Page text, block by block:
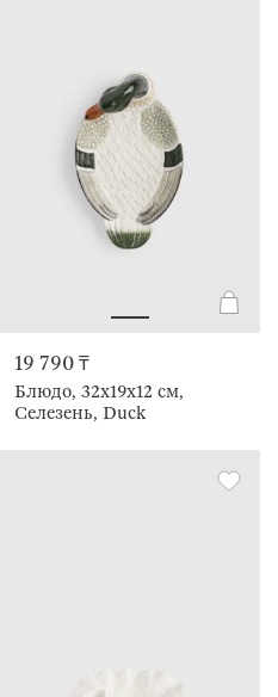
19 790 ₸
Блюдо, 32х19x12 см,
Селезень, Duck